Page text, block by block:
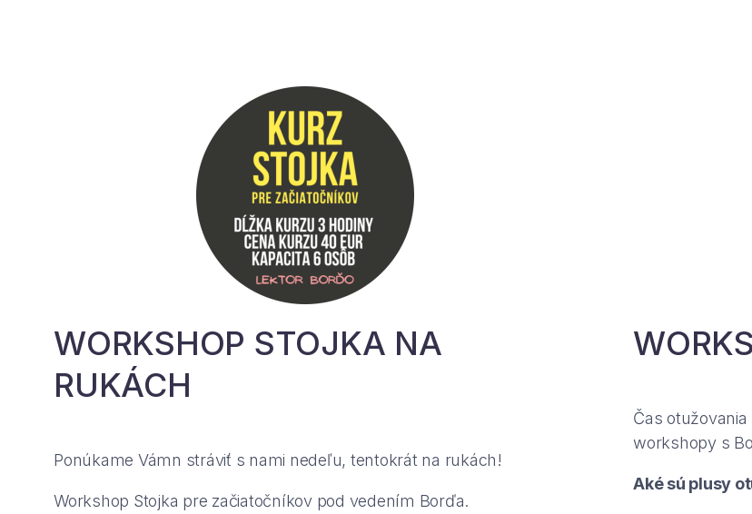
WORKSHOP STOJKA NA
RUKÁCH
Ponúkame Vámn stráviť s nami nedeľu, tentokrát na rukách!
Workshop Stojka pre začiatočníkov pod vedením Borďa.
Čas
workshopy s
Aké sú plusy